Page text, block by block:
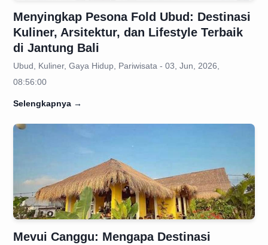
Menyingkap Pesona Fold Ubud: Destinasi
Kuliner, Arsitektur, dan Lifestyle Terbaik
di Jantung Bali
Ubud, Kuliner, Gaya Hidup, Pariwisata - 03, Jun, 2026,
08:56:00
Selengkapnya →
Mevui Canggu: Mengapa Destinasi